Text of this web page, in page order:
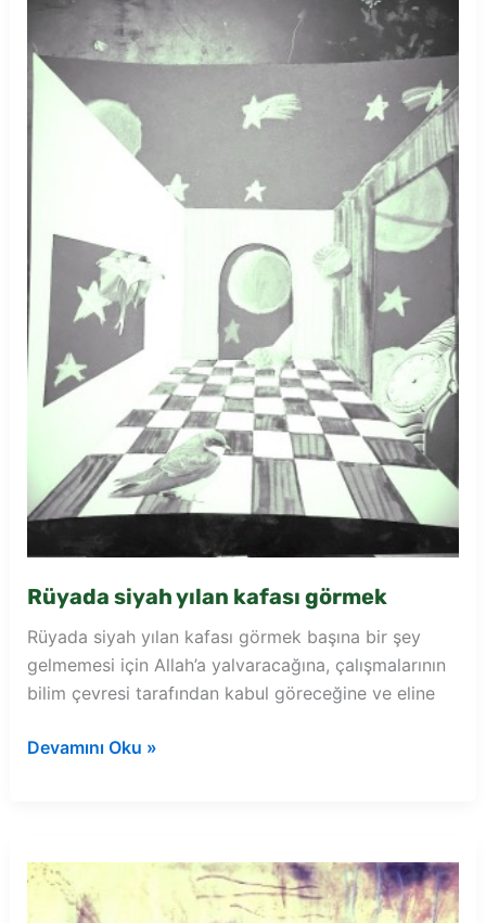
Rüyada siyah yılan kafası görmek
Rüyada siyah yılan kafası görmek başına bir şey
gelmemesi için Allah’a yalvaracağına, çalışmalarının
bilim çevresi tarafından kabul göreceğine ve eline
Rüyada
görmek
Devamını Oku »